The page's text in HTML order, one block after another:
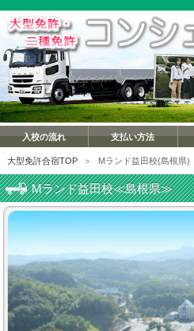
入校の流れ 支払い方法
大型免許合宿TOP ＞ Mランド益田校(島根県)
Mランド益田校≪島根県≫